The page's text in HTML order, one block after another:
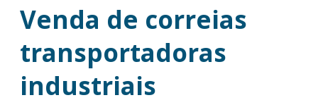
Venda de correias
transportadoras
industriais